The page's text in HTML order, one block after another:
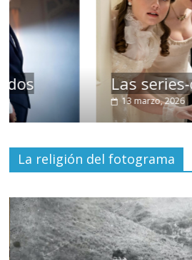
Las series-caramelos
Julio Martínez
La religión del fotograma